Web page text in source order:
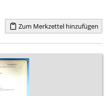
Zum Merkzettel hinzufügen